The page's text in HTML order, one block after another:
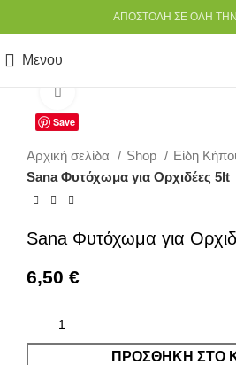
ΑΠΟΣΤΟΛΗ ΣΕ ΟΛΗ
Μενου
Save
Αρχική σελίδα Shop Είδη
Sana Φυτόχωμα για Ορχιδέες 5lt
Sana Φυτόχωμα για
6,50 €
ΠΡΟΣΘΉΚΗ ΣΤΟ